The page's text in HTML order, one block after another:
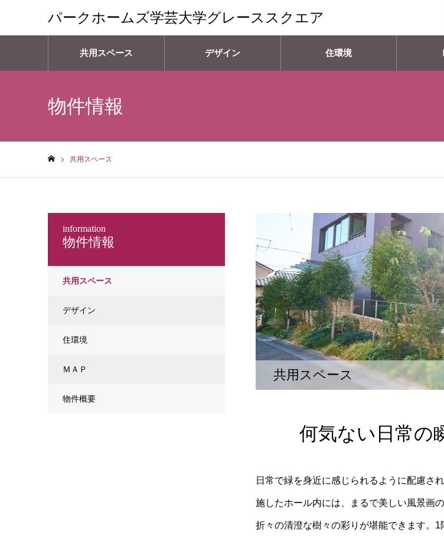
パークホームズ学芸大学グレーススクエア
共用スペース デザイン 住環境
物件情報
共用スペース
共用スペース
何気ない日常の
日常で緑を身近に感じられるように配慮さ
施したホール内には、まるで美しい風景画
折々の清澄な樹々の彩りが堪能できます。
物件情報
information
共用スペース
デザイン
住環境
ＭＡＰ
物件概要